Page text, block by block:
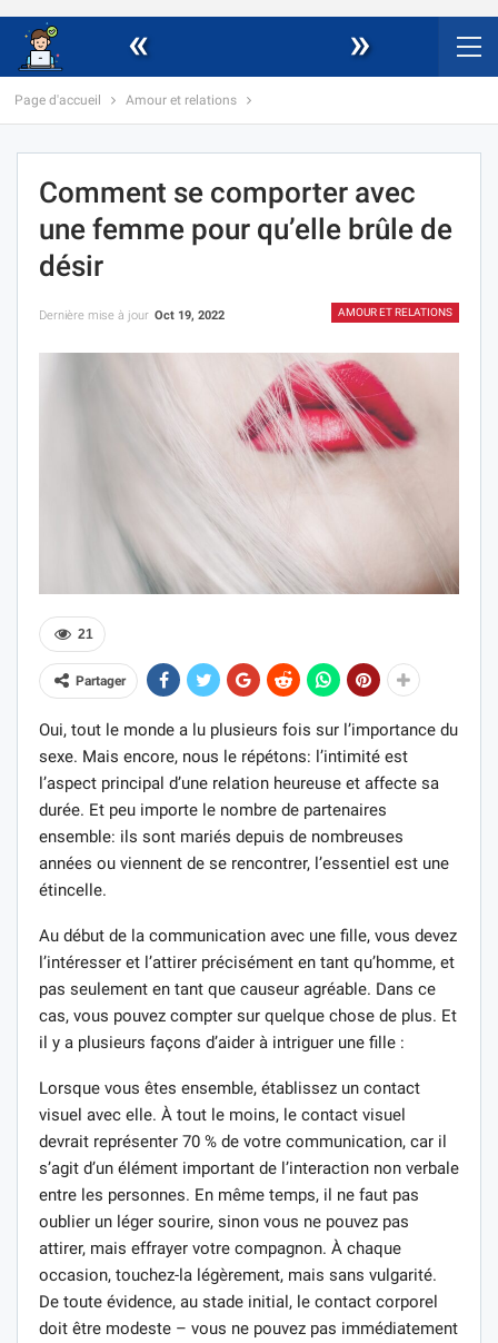
« »
Page d'accueil Amour et relations
Comment se comporter avec
une femme pour qu’elle brûle de
désir
AMOUR ET RELATIONS
Dernière mise à jour Oct 19, 2022
21
Partager
Oui, tout le monde a lu plusieurs fois sur l’importance du
sexe. Mais encore, nous le répétons: l’intimité est
l’aspect principal d’une relation heureuse et affecte sa
durée. Et peu importe le nombre de partenaires
ensemble: ils sont mariés depuis de nombreuses
années ou viennent de se rencontrer, l’essentiel est une
étincelle.
Au début de la communication avec une fille, vous devez
l’intéresser et l’attirer précisément en tant qu’homme, et
pas seulement en tant que causeur agréable. Dans ce
cas, vous pouvez compter sur quelque chose de plus. Et
il y a plusieurs façons d’aider à intriguer une fille :
Lorsque vous êtes ensemble, établissez un contact
visuel avec elle. À tout le moins, le contact visuel
devrait représenter 70 % de votre communication, car il
s’agit d’un élément important de l’interaction non verbale
entre les personnes. En même temps, il ne faut pas
oublier un léger sourire, sinon vous ne pouvez pas
attirer, mais effrayer votre compagnon. À chaque
occasion, touchez-la légèrement, mais sans vulgarité.
De toute évidence, au stade initial, le contact corporel
doit être modeste – vous ne pouvez pas immédiatement